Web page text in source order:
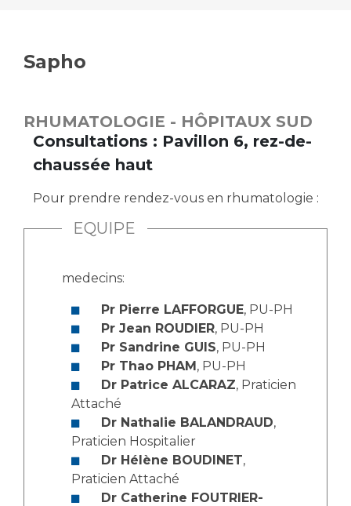
Tarifs
Vous allez être hospitalisé(e)
Vous avez un examen d'imagerie ou de radiologie
Vous avez une analyse à réaliser
Vous venez en consultation
myaphm, votre espace santé en ligne
Infos COVID-19
Vivre ensemble à l'hôpital
Culture à l'hôpital
Laïcité et cultes
Les associations
Livret d'accueil
Salon des familles
Transports sanitaires
Vos droits, vos devoirs
Emploi / formation
Emplois administratifs
Emplois médicaux
Espace Formation
Étudiants hospitaliers
Emplois divers
Statuts
Stages paramédicaux
Chercheurs
La recherche clinique à l'AP-HM
Les structures de recherche
Écoles et Instituts de Formation
Sapho
RHUMATOLOGIE - HÔPITAUX SUD
Consultations : Pavillon 6, rez-de-
chaussée haut
Pour prendre rendez-vous en rhumatologie :
EQUIPE
medecins:
Pr Pierre LAFFORGUE, PU-PH
Pr Jean ROUDIER, PU-PH
Pr Sandrine GUIS, PU-PH
Pr Thao PHAM, PU-PH
Dr Patrice ALCARAZ, Praticien
Attaché
Dr Nathalie BALANDRAUD,
Praticien Hospitalier
Dr Hélène BOUDINET,
Praticien Attaché
Dr Catherine FOUTRIER-